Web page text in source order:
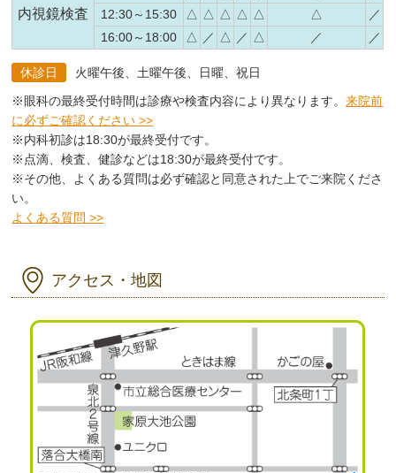
内視鏡検査
12:30～15:30
△ △ △ △ △ △
／
16:00～18:00
△ ／ △ ／ △ ／ ／
休診日
火曜午後、土曜午後、日曜、祝日
※眼科の最終受付時間は診療や検査内容により異なります。来院前
に必ずご確認ください >>
※内科初診は18:30が最終受付です。
※点滴、検査、健診などは18:30が最終受付です。
※その他、よくある質問は必ず確認と同意された上でご来院くださ
い。
よくある質問 >>
アクセス・地図